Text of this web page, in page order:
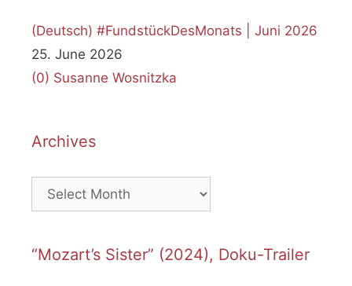
(Deutsch) #FundstückDesMonats | Juni 2026
25. June 2026
(0) Susanne Wosnitzka
Archives
Archives
“Mozart’s Sister” (2024), Doku-Trailer